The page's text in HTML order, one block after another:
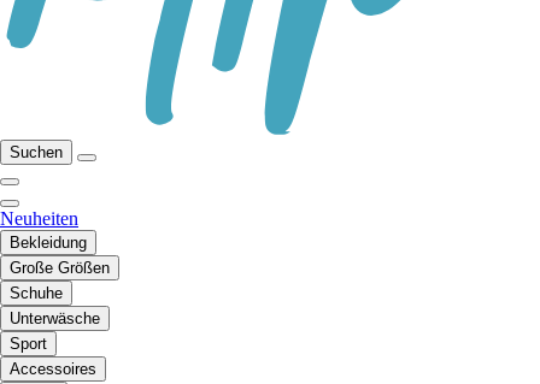
Suchen
Neuheiten
Bekleidung
Große Größen
Schuhe
Unterwäsche
Sport
Accessoires